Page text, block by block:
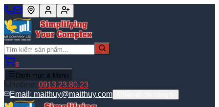
0
Danh mục & Menu
Hotline: 0913.23.80.23
Email: maithuy@maithuy.com